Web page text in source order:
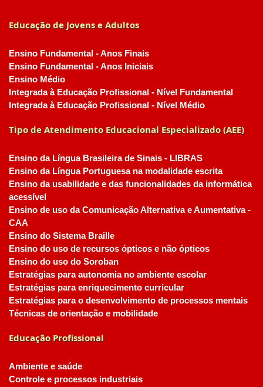
Educação de Jovens e Adultos
Ensino Fundamental - Anos Finais
Ensino Fundamental - Anos Iniciais
Ensino Médio
Integrada à Educação Profissional - Nível Fundamental
Integrada à Educação Profissional - Nível Médio
Tipo de Atendimento Educacional Especializado (AEE)
Ensino da Língua Brasileira de Sinais - LIBRAS
Ensino da Língua Portuguesa na modalidade escrita
Ensino da usabilidade e das funcionalidades da informática
acessível
Ensino de uso da Comunicação Alternativa e Aumentativa -
CAA
Ensino do Sistema Braille
Ensino do uso de recursos ópticos e não ópticos
Ensino do uso do Soroban
Estratégias para autonomia no ambiente escolar
Estratégias para enriquecimento curricular
Estratégias para o desenvolvimento de processos mentais
Técnicas de orientação e mobilidade
Educação Profissional
Ambiente e saúde
Controle e processos industriais